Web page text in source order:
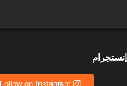
إنستجرام
Follow on Instagram